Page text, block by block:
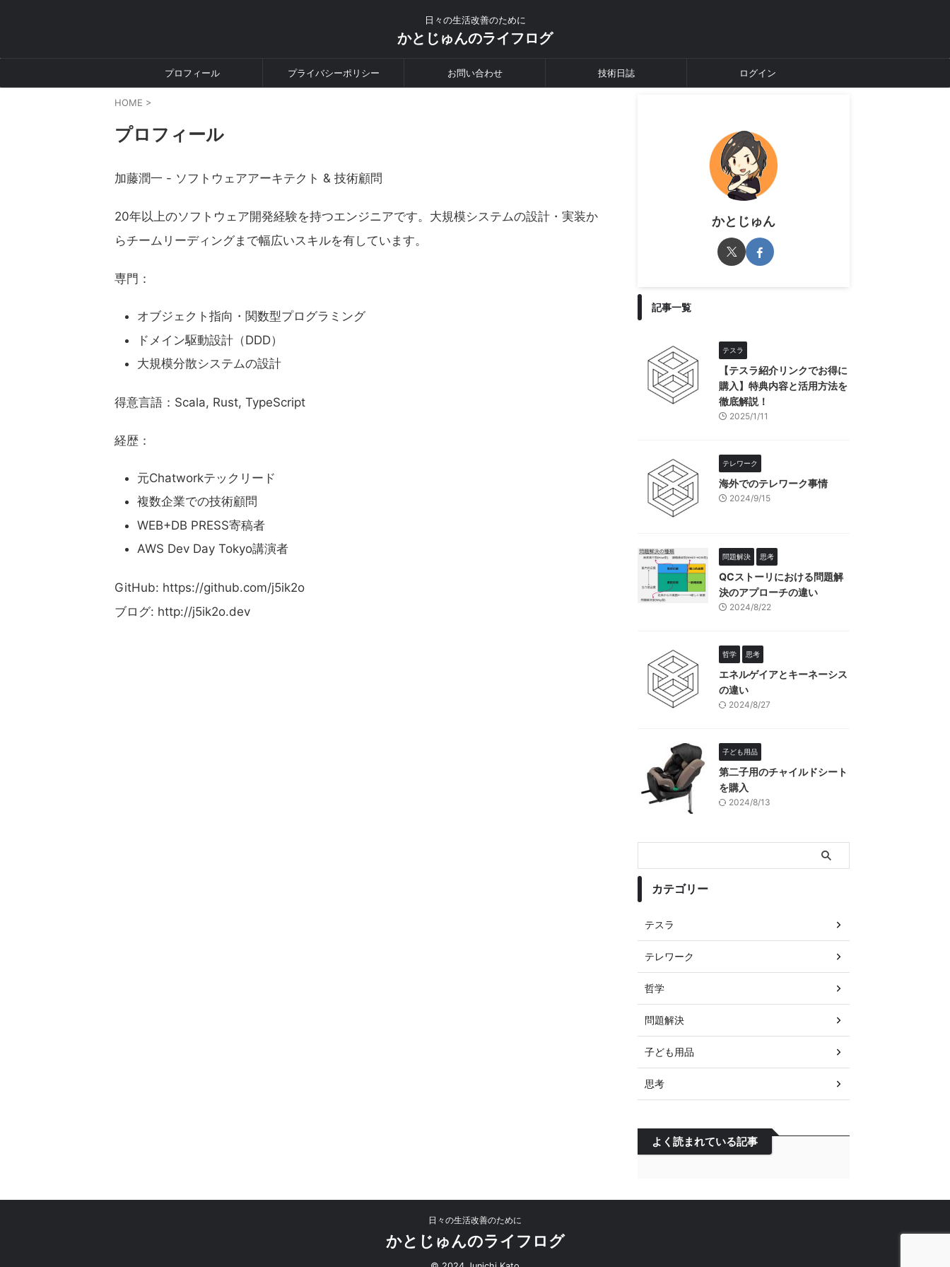
日々の生活改善のために
かとじゅんのライフログ
プロフィール プライバシーポリシー お問い合わせ 技術日誌 ログイン
HOME >
プロフィール
加藤潤一 - ソフトウェアアーキテクト & 技術顧問
20年以上のソフトウェア開発経験を持つエンジニアです。大規模システムの設計・実装か
らチームリーディングまで幅広いスキルを有しています。
専門：
オブジェクト指向・関数型プログラミング
ドメイン駆動設計（DDD）
大規模分散システムの設計
得意言語：Scala, Rust, TypeScript
経歴：
元Chatworkテックリード
複数企業での技術顧問
WEB+DB PRESS寄稿者
AWS Dev Day Tokyo講演者
GitHub: https://github.com/j5ik2o
ブログ: http://j5ik2o.dev
かとじゅん
記事一覧
テスラ
【テスラ紹介リンクでお得に
購入】特典内容と活用方法を
徹底解説！
2025/1/11
テレワーク
海外でのテレワーク事情
2024/9/15
問題解決 思考
QCストーリにおける問題解
決のアプローチの違い
2024/8/22
哲学 思考
エネルゲイアとキーネーシス
の違い
2024/8/27
子ども用品
第二子用のチャイルドシート
を購入
2024/8/13
カテゴリー
テスラ
テレワーク
哲学
問題解決
子ども用品
思考
よく読まれている記事
日々の生活改善のために
かとじゅんのライフログ